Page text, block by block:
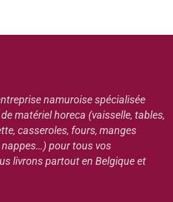
namuroise spécialisée
matériel horeca (vaisselle, tables,
casseroles, fours, manges
pour tous vos
livrons partout en Belgique et